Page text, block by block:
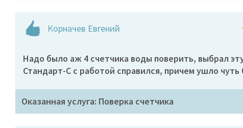
Корначев Евгений
Надо было аж 4 счетчика воды поверить, выбрал
Стандарт-С с работой справился, причем ушло
Оказанная услуга: Поверка счетчика